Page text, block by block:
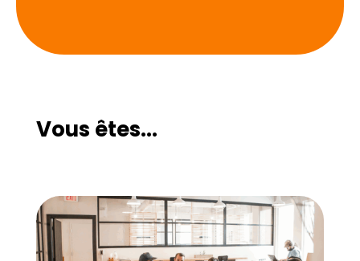
Vous êtes...